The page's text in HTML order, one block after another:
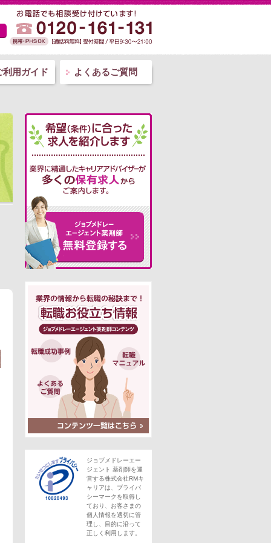
利用ガイド よくあるご質問
ジョブメドレーエー
ジェント 薬剤師を運
営する株式会社RMキ
ャリアは、プライバ
シーマークを取得し
ており、お客さまの
個人情報を適切に管
理し、目的に沿って
正しく利用します。